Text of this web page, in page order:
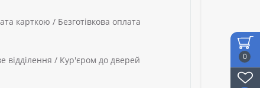
0
карткою / Безготівкова оплата
відділення / Кур'єром до дверей